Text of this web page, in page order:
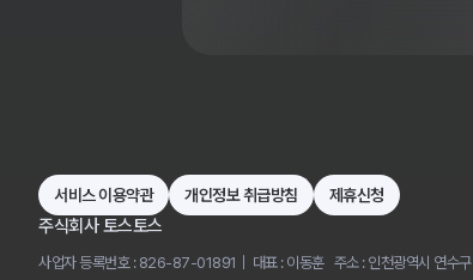
서비스 이용약관 개인정보 취급방침 제휴신청
주식회사 토스토스
사업자 등록번호 : 826-87-01891 대표 : 이동훈 주소 : 인천광역시 연수